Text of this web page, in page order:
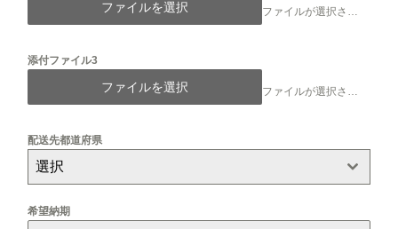
ファイルを選択
添付ファイル3
ファイルを選択
配送先都道府県
選択
希望納期